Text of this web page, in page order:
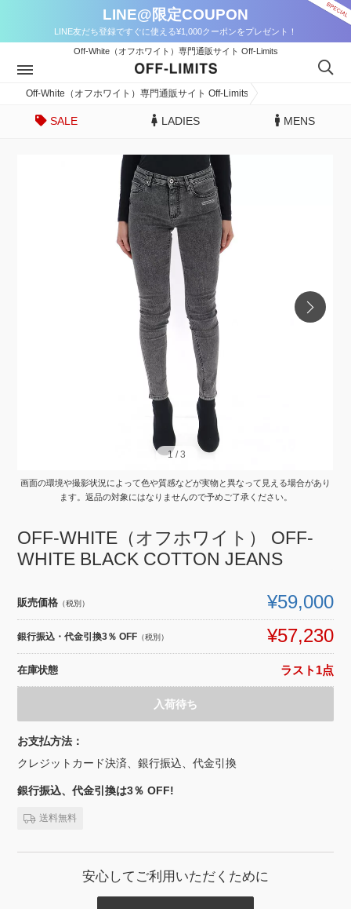
LINE@限定COUPON
LINE友だち登録ですぐに使える¥1,000クーポンをプレゼント！
Off-White（オフホワイト）専門通販サイト Off-Limits
Off-White（オフホワイト）専門通販サイト Off-Limits
SALE LADIES MENS
1 / 3
1 / 3
画面の環境や撮影状況によって色や質感などが実物と異なって見える場合があり
ます。返品の対象にはなりませんので予めご了承ください。
OFF-WHITE（オフホワイト） OFF-
WHITE BLACK COTTON JEANS
販売価格 （税別） ¥59,000
銀行振込・代金引換3％ OFF （税別） ¥57,230
在庫状態 ラスト1点
入荷待ち
お支払方法：
クレジットカード決済、銀行振込、代金引換
銀行振込、代金引換は3％ OFF!
送料無料
安心してご利用いただくために